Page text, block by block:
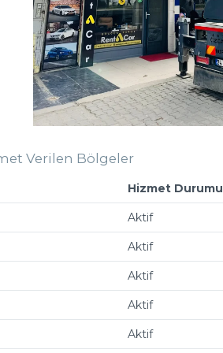
Verilen Bölgeler
Hizmet Durumu
Aktif
Aktif
Aktif
Aktif
Aktif